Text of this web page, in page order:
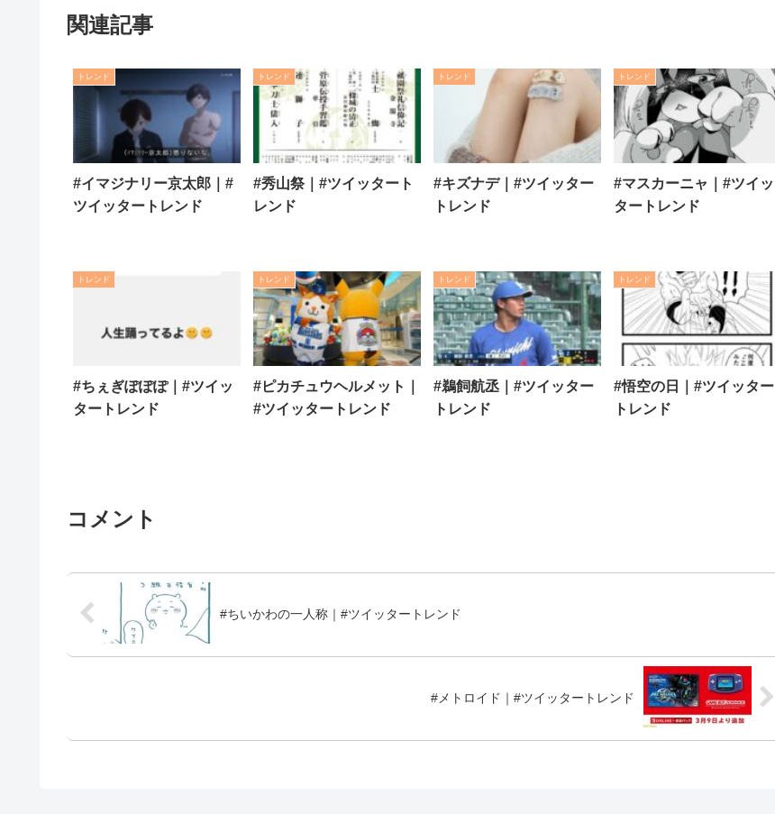
関連記事
トレンド
#イマジナリー京太郎｜#
ツイッタートレンド
トレンド
#秀山祭｜#ツイッタート
レンド
トレンド
#キズナデ｜#ツイッター
トレンド
トレンド
#マスカーニャ｜#ツイッ
タートレンド
トレンド
#ちぇぎぽぽぽ｜#ツイッ
タートレンド
トレンド
#ピカチュウヘルメット｜
#ツイッタートレンド
トレンド
#鵜飼航丞｜#ツイッター
トレンド
トレンド
#悟空の日｜#ツイッター
トレンド
コメント
#ちいかわの一人称｜#ツイッタートレンド
#メトロイド｜#ツイッタートレンド